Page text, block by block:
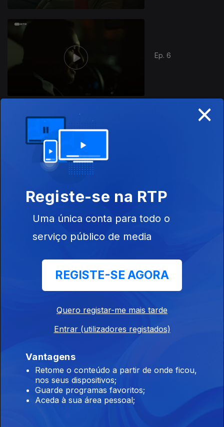
Ep. 6
nacionais
Salto de Fé Odisseia Millennial
×
Registe-se na RTP
Uma única conta para todo o
serviço público de media
REGISTE-SE AGORA
Quero registar-me mais tarde
Entrar (utilizadores registados)
Vantagens
Retome o conteúdo a partir de onde ficou,
nos seus dispositivos;
Guarde programas favoritos;
Aceda à sua área pessoal;